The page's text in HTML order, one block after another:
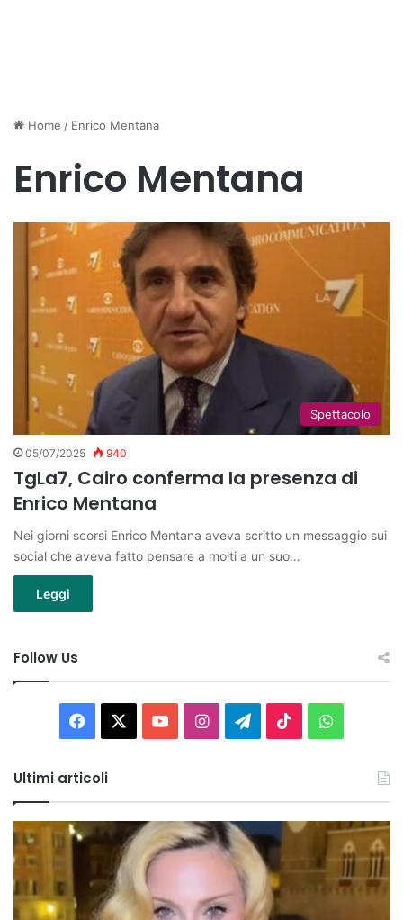
Home / Enrico Mentana
Enrico Mentana
Spettacolo
05/07/2025 940
TgLa7, Cairo conferma la presenza di
Enrico Mentana
Nei giorni scorsi Enrico Mentana aveva scritto un messaggio sui
social che aveva fatto pensare a molti a un suo…
Leggi
Follow Us
Facebook You InstagramTelegram
TikTok
Ultimi articoli